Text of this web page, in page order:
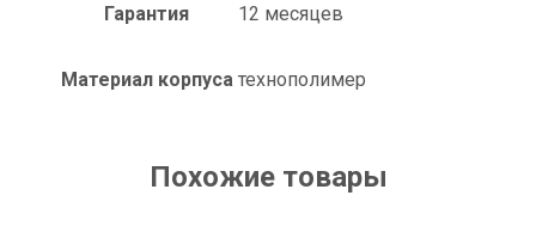
Гарантия 12 месяцев
Материал корпуса технополимер
Похожие товары